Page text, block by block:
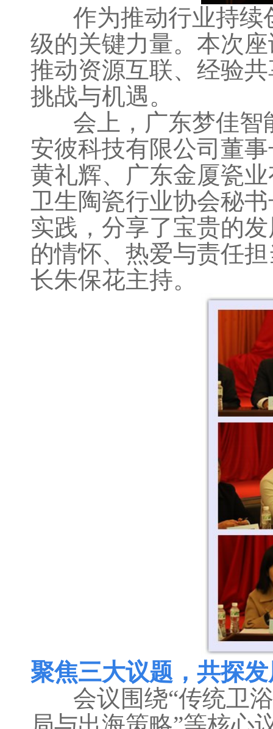
作为推动行业持续
级的关键力量。本次
推动资源互联、经验
挑战与机遇。
会上，广东梦佳智
安彼科技有限公司董
黄礼辉、广东金厦瓷
卫生陶瓷行业协会秘
实践，分享了宝贵的
的情怀、热爱与责任
长朱保花主持。
聚焦三大议题，共探
会议围绕“传统卫浴